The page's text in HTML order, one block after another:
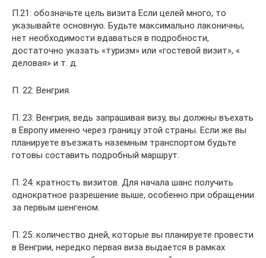
П.21: обозначьте цель визита Если целей много, то
указывайте основную. Будьте максимально лаконичны,
нет необходимости вдаваться в подробности,
достаточно указать «туризм» или «гостевой визит», «
деловая» и т. д.
П. 22: Венгрия.
П. 23: Венгрия, ведь запрашивая визу, вы должны въехать
в Европу именно через границу этой страны. Если же вы
планируете въезжать наземным транспортом будьте
готовы составить подробный маршрут.
П. 24: кратность визитов. Для начала шанс получить
однократное разрешение выше, особенно при обращении
за первым шенгеном.
П. 25: количество дней, которые вы планируете провести
в Венгрии, нередко первая виза выдается в рамках